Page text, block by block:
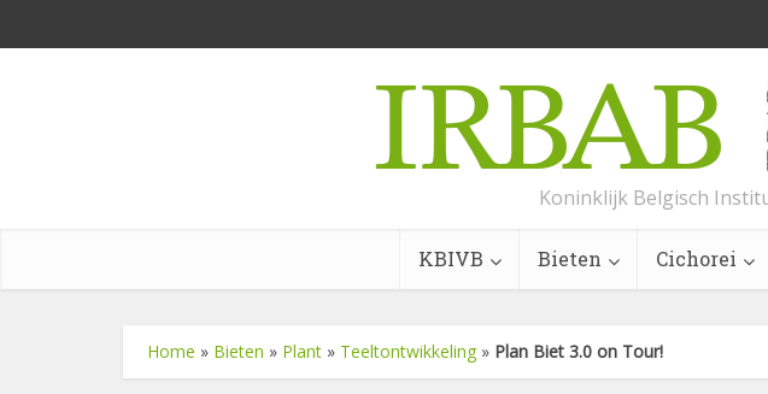
Koninklijk Belgisch
KBIVB Bieten Cichorei
Home » Bieten » Plant » Teeltontwikkeling » Plan Biet 3.0 on Tour!